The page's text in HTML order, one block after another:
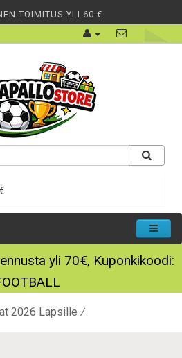
TOIMITUS YLI 60 €.
yli 70€, Kuponkikoodi:
2026 Lapsille